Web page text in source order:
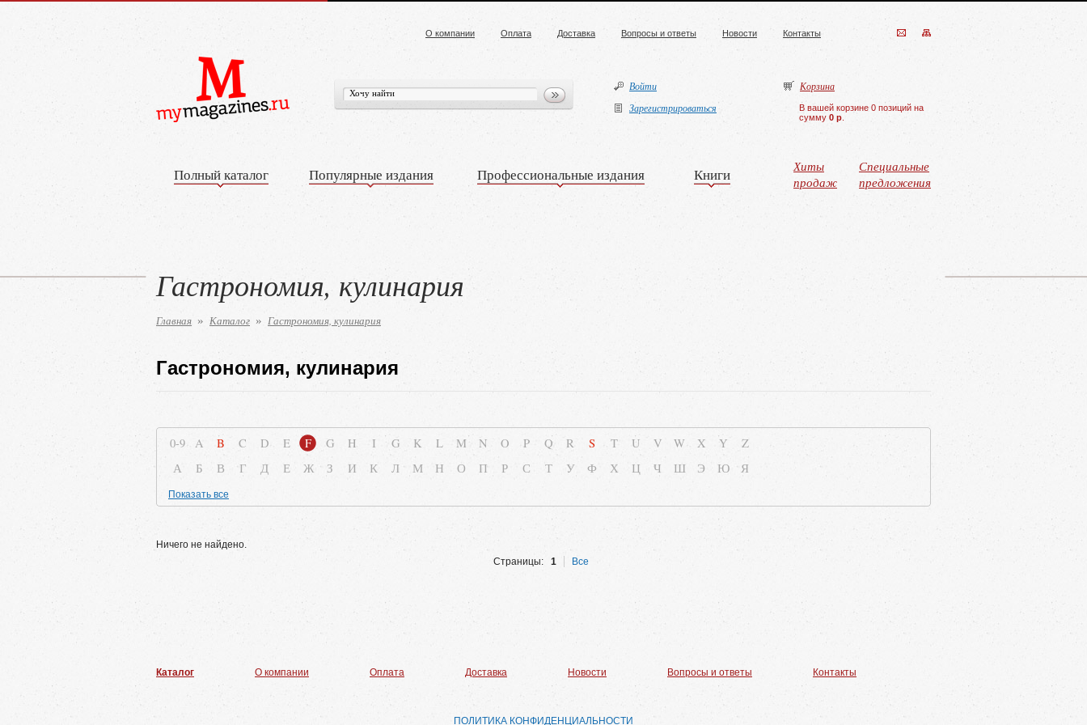
О компании Оплата Доставка Вопросы и ответы Новости Контакты
Войти
Зарегистрироваться
Корзина
В вашей корзине 0 позиций на
сумму 0 р
Полный каталог Популярные издания Профессиональные издания Книги
Хиты
продаж
Специальные
предложения
Гастрономия, кулинария
Главная » Каталог » Гастрономия, кулинария
Гастрономия, кулинария
0-9 A B C D E F G H I G K L M N O P Q R S T U V W X Y
Z
А
Б В Г Д Е Ж З И К Л М Н О П Р С Т У Ф Х Ц Ч Ш Э Ю Я
Показать все
Ничего не найдено.
Страницы:
1 Все
Каталог О компании Оплата Доставка Новости Вопросы и ответы Контакты
ПОЛИТИКА КОНФИДЕНЦИАЛЬНОСТИ